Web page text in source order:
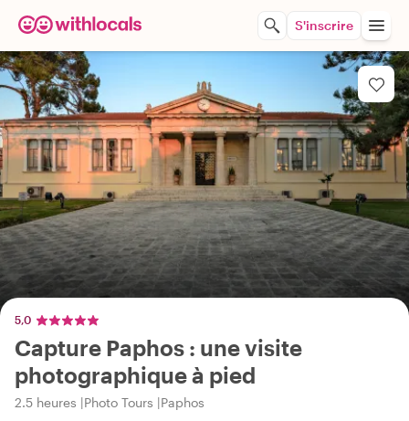
S'inscrire
5,0
Capture Paphos : une visite
photographique à pied
2.5 heures Photo Tours Paphos